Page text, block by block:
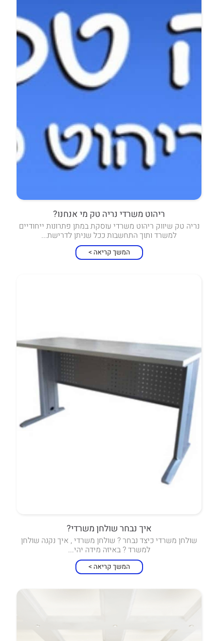
ריהוט משרדי נריה טק מי אנחנו?
נריה טק שיווק ריהוט משרדי עוסקת במתן פתרונות ייחודיים
למשרד ותוך התחשבות ככל שניתן לדרישת...
המשך קריאה >
איך נבחר שולחן משרדי?
שולחן משרדי כיצד נבחר ? שולחן משרדי , איך נקנה שולחן
למשרד ? באיזה מידה יהי...
המשך קריאה >